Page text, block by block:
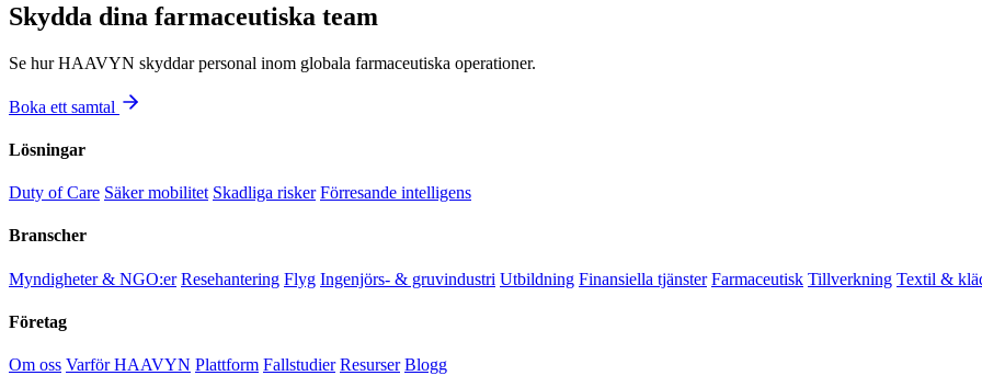
Skydda dina farmaceutiska team
Se hur HAAVYN skyddar personal inom globala farmaceutiska operationer.
Boka ett samtal
Lösningar
Duty of Care Säker mobilitet Skadliga risker Förresande intelligens
Branscher
Myndigheter & NGO:er Resehantering Flyg Ingenjörs- & gruvindustri Utbildning Finansiella tjänster Farmaceutisk Tillverkning Textil &
Företag
Om oss Varför HAAVYN Plattform Fallstudier Resurser Blogg